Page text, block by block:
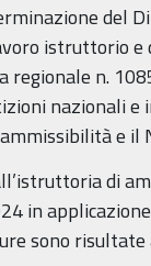
del
istruttorio
regionale n.
nazionali
e il
di
in
sono